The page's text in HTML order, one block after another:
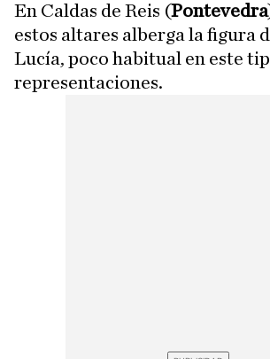
En Caldas de Reis (Pontevedra
estos altares alberga la figura
Lucía, poco habitual en este
representaciones.